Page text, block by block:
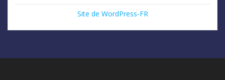
Site de WordPress-FR